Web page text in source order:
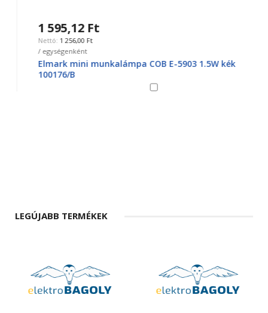
1 595,12 Ft
1 256,00 Ft
/ egységenként
Elmark mini munkalámpa COB E-5903 1.5W kék
100176/B
LEGÚJABB TERMÉKEK